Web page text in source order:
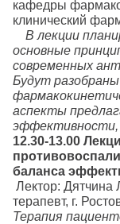
кафедры
клинический
В лекции
основные
современных
Будут
аспекты
эффективности,
12.30-13.00
баланса
Лектор:
терапевт, г.
Терапия